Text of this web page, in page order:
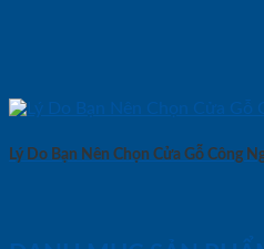
Lý Do Bạn Nên Chọn Cửa Gỗ Công